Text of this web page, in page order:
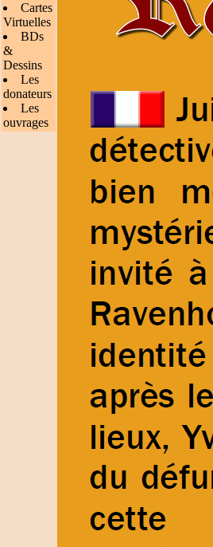
Cartes
Virtuelles
BDs
&
Dessins
Les
donateurs
Les
ouvrages